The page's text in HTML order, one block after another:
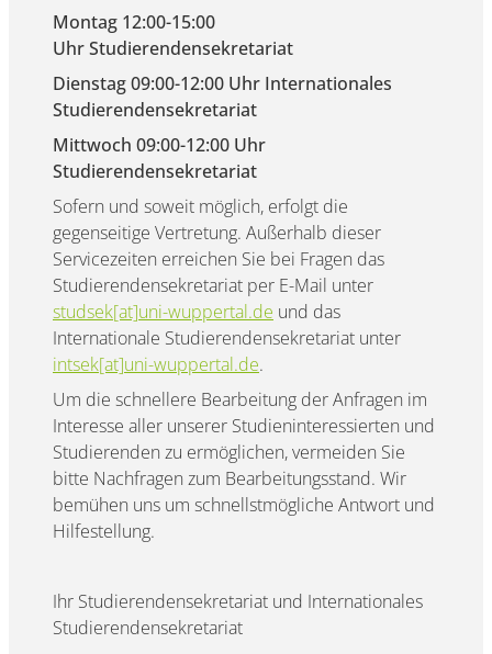
Montag 12:00-15:00
UhrStudierendensekretariat
Dienstag 09:00-12:00 Uhr Internationales
Studierendensekretariat
Mittwoch 09:00-12:00 Uhr
Studierendensekretariat
Sofern und soweit möglich, erfolgt die
gegenseitige Vertretung. Außerhalb dieser
Servicezeiten erreichen Sie bei Fragen das
Studierendensekretariat per E-Mail unter
studsek[at]uni-wuppertal.de und das
Internationale Studierendensekretariat unter
intsek[at]uni-wuppertal.de.
Um die schnellere Bearbeitung der Anfragen im
Interesse aller unserer Studieninteressierten und
Studierenden zu ermöglichen, vermeiden Sie
bitte Nachfragen zum Bearbeitungsstand. Wir
bemühen uns um schnellstmögliche Antwort und
Hilfestellung.
Ihr Studierendensekretariat und Internationales
Studierendensekretariat